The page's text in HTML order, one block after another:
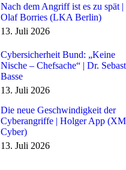
Nach dem Angriff ist es zu spät |
Olaf Borries (LKA Berlin)
13. Juli 2026
Cybersicherheit Bund: „Keine
Nische – Chefsache“ | Dr.
Basse
13. Juli 2026
Die neue Geschwindigkeit der
Cyberangriffe | Holger App (XM
Cyber)
13. Juli 2026